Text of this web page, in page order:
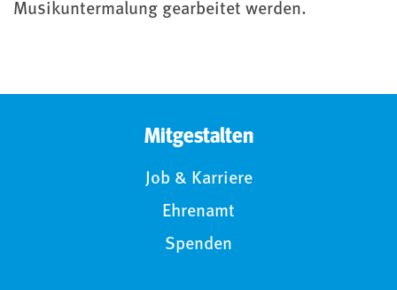
Musikuntermalung gearbeitet werden.
Mitgestalten
Job & Karriere
Ehrenamt
Spenden